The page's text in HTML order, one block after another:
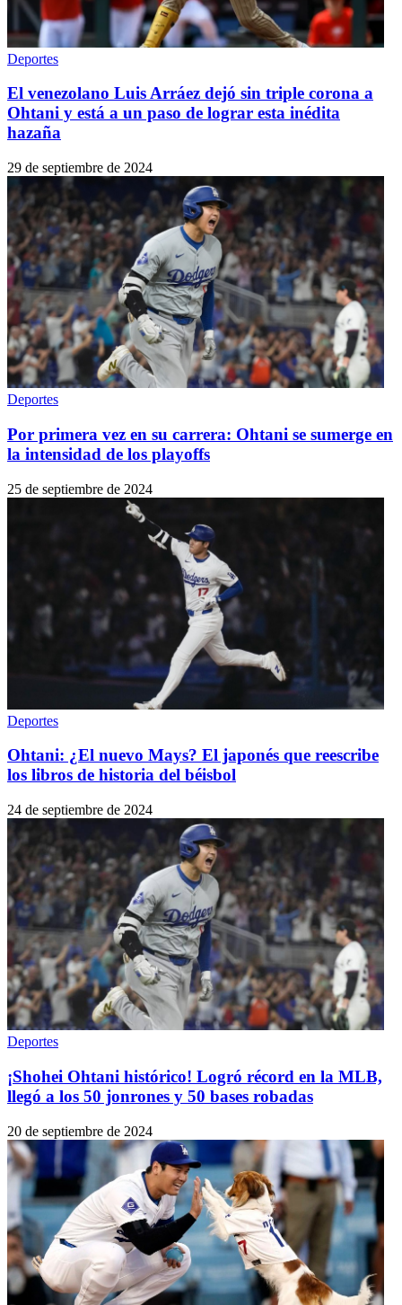
Deportes
El venezolano Luis Arráez dejó sin triple corona a
Ohtani y está a un paso de lograr esta inédita
hazaña
29 de septiembre de 2024
Deportes
Por primera vez en su carrera: Ohtani se sumerge en
la intensidad de los playoffs
25 de septiembre de 2024
Deportes
Ohtani: ¿El nuevo Mays? El japonés que reescribe
los libros de historia del béisbol
24 de septiembre de 2024
Deportes
¡Shohei Ohtani histórico! Logró récord en la MLB,
llegó a los 50 jonrones y 50 bases robadas
20 de septiembre de 2024